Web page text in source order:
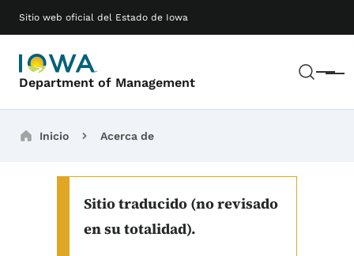
Sitio web oficial del Estado de Iowa
Department of Management Menú
Main navigation
Breadcrumbs
Inicio Acerca de
Sitio traducido (no revisado
en su totalidad).